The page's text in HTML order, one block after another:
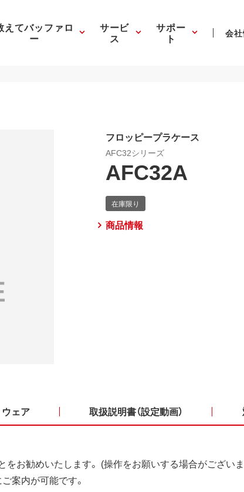
えてバッファロ
ー
サービ
ス
サポー
ト 会
フロッピープラケース
AFC32シリーズ
AFC32A
商品情報
ェア 取扱説明書（設定動画）
をお勧めいたします。 (操作をお願いする場合がござい
案内が可能です。